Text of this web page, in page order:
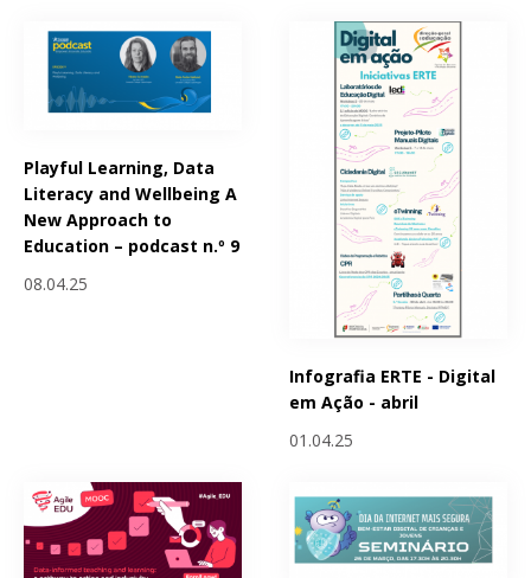
Playful Learning, Data
Literacy and Wellbeing A
New Approach to
Education – podcast n.º 9
08.04.25
Infografia ERTE - Digital
em Ação - abril
01.04.25